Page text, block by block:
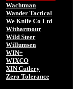
Wachtman
Wander Tactical
We Knife Co Ltd
Witharmour
Wild Steer
Willumsen
WIN+
WIXCO
XIN Cutlery
Zero Tolerance